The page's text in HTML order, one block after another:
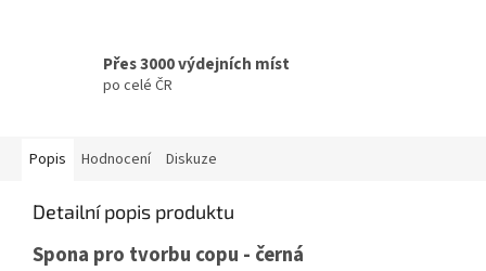
Přes 3000 výdejních míst
po celé ČR
Popis Hodnocení Diskuze
Detailní popis produktu
Spona pro tvorbu copu - černá